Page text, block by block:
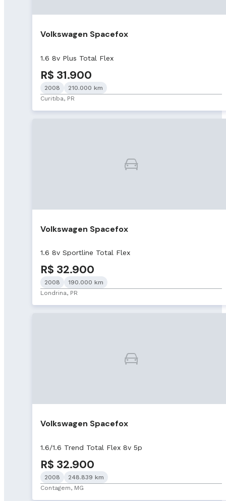
Volkswagen Spacefox
1.6 8v Plus Total Flex
R$ 31.900
2008
210.000 km
Curitiba, PR
Volkswagen Spacefox
1.6 8v Sportline Total Flex
R$ 32.900
2008
190.000 km
Londrina, PR
Volkswagen Spacefox
1.6/1.6 Trend Total Flex 8v 5p
R$ 32.900
2008
248.839 km
Contagem, MG